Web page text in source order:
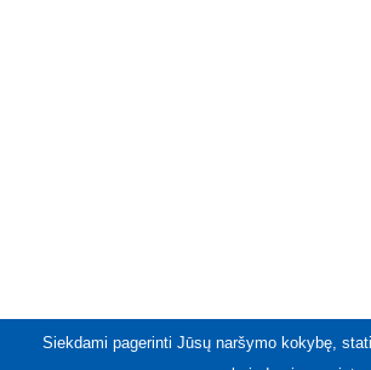
Siekdami pagerinti Jūsų naršymo kokybę,